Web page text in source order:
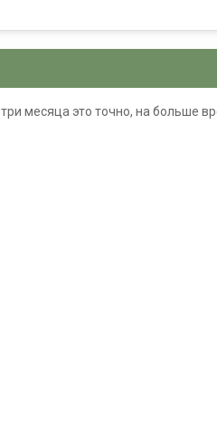
месяца это точно, на больше